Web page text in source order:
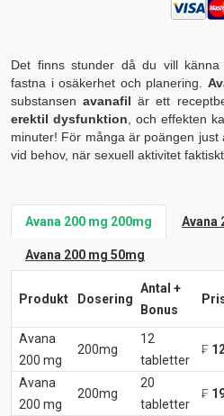
Det finns stunder då du vill
fastna i osäkerhet och planering.
substansenavanafil är ett
erektil dysfunktion , och effekten
minuter! För många är poängen just
vid behov, när sexuell aktivitet
Avana 200 mg 200mg Avana
Avana 200 mg 50mg
Produkt Dosering
Antal +
Bonus
Avana
200 mg
200mg
12
tabletter
₣
Avana
200 mg
200mg
20
tabletter
₣